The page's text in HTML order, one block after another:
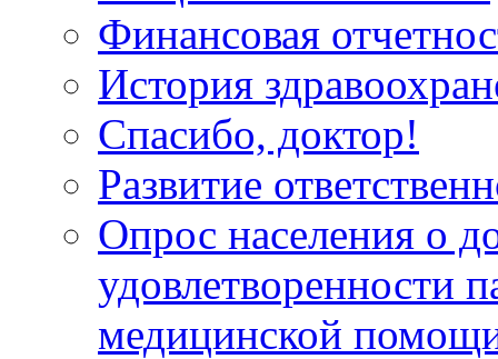
Финансовая
История
Спасибо, доктор!
Развитие
Опрос населения о
удовлетворенности
медицинской